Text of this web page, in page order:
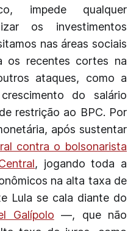
impede qualquer
os investimentos
nas áreas sociais
os recentes cortes na
ataques, como a
do salário
restrição ao BPC. Por
após sustentar
contra o bolsonarista
, jogando toda a
na alta taxa de
Lula se cala diante do
Galípolo —, que não